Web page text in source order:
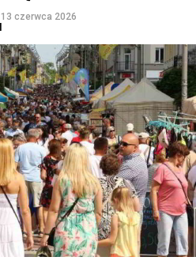
13 czerwca 2026